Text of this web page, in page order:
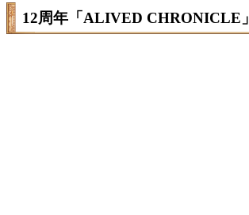
12周年「ALIVED CHRONICLE」